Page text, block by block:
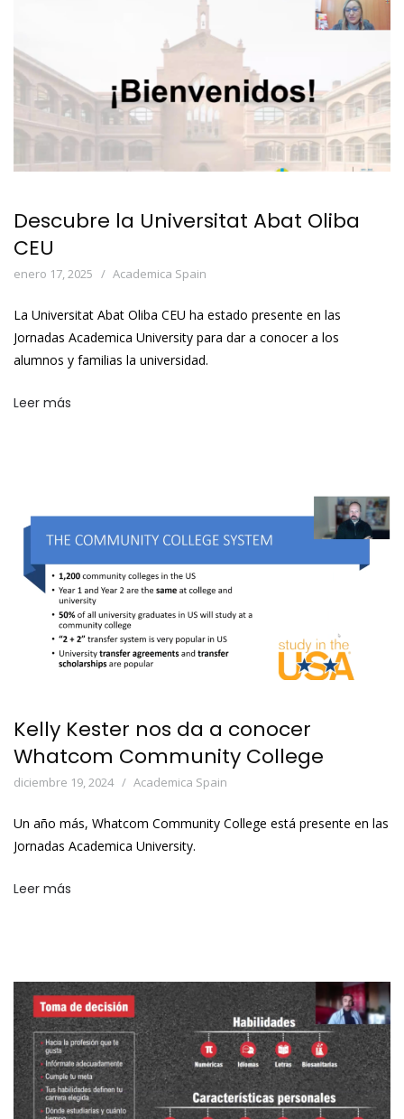
Descubre la Universitat Abat Oliba
CEU
enero 17, 2025 Academica Spain
La Universitat Abat Oliba CEU ha estado presente en las
Jornadas Academica University para dar a conocer a los
alumnos y familias la universidad.
Leer más
Kelly Kester nos da a conocer
Whatcom Community College
diciembre 19, 2024 Academica Spain
Un año más, Whatcom Community College está presente en las
Jornadas Academica University.
Leer más